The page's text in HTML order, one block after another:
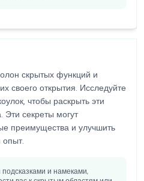
скрытых функций и
своего открытия. Исследуйте
чтобы раскрыть эти
Эти секреты могут
преимущества и улучшить
и намеками,